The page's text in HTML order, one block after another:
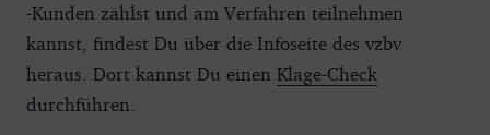
-Kunden zählst und am Verfahren teilnehmen
kannst, findest Du über die Infoseite des vzbv
heraus. Dort kannst Du einen Klage-Check
durchführen.